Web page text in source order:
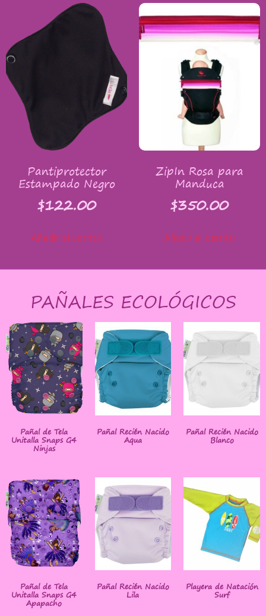
Pantiprotector
Estampado Negro
$122.00
Añadir al carrito
ZipIn Rosa para
Manduca
$350.00
Añadir al carrito
PAÑALES ECOLÓGICOS
Pañal de Tela
Unitalla Snaps G4
Ninjas
Pañal Recién Nacido
Aqua
Pañal Recién Nacido
Blanco
Pañal de Tela
Unitalla Snaps G4
Apapacho
Pañal Recién Nacido
Lila
Playera de Natación
Surf